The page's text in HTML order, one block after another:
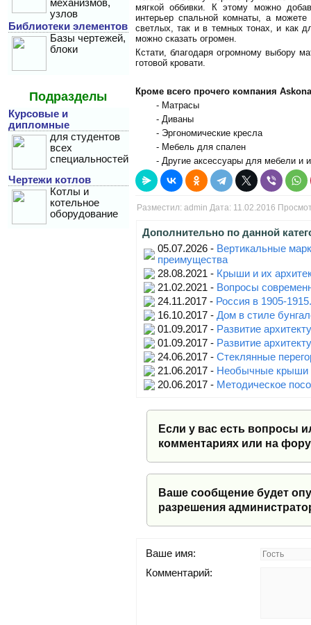
механизмов,
узлов
Библиотеки элементов
Базы чертежей,
блоки
Подразделы
Курсовые и
дипломные
для студентов
всех
специальностей
Чертежи котлов
Котлы и
котельное
оборудование
мягкой оббивки. К этому можно
интерьер спальной комнаты, а
светлых, так и в темных тонах, и как
можно сказать огромен.
Кстати, благодаря огромному выбору
готовой кровати.
Кроме всего прочего компания
- Матрасы
- Диваны
- Эргономические кресла
- Мебель для спален
- Другие аксессуары для мебели и
Разместил: admin Дата: 11.02.2016
Дополнительно по данной
05.07.2026 - Вертикальные
преимущества
28.08.2021 - Крыши и их
21.02.2021 - Вопросы
24.11.2017 - Россия в 1905-
16.10.2017 - Дом в стиле
01.09.2017 - Развитие
01.09.2017 - Развитие
24.06.2017 - Стеклянные
21.06.2017 - Необычные крыши
20.06.2017 - Методическое
Если у вас есть вопросы
комментариях или на
Ваше сообщение будет
разрешения
Ваше имя:
Комментарий: